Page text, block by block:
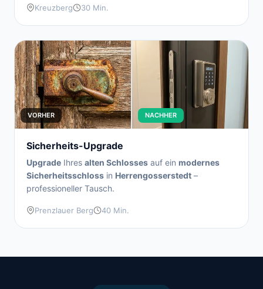
Kreuzberg 30 Min.
VORHER NACHHER
Sicherheits-Upgrade
Upgrade Ihres alten Schlosses auf ein modernes
Sicherheitsschloss in Herrengosserstedt –
professioneller Tausch.
Prenzlauer Berg 40 Min.